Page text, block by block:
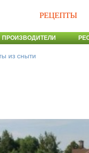
РЕЦЕПТЫ
ПРОИЗВОДИТЕЛИ
из сныти